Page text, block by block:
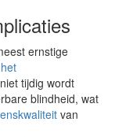
ernstige
tijdig wordt
blindheid, wat
van